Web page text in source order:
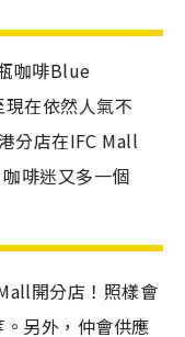
咖啡Blue
在依然人氣不
分店在IFC Mall
啡迷又多一個
開分店！照樣會
另外，仲會供應